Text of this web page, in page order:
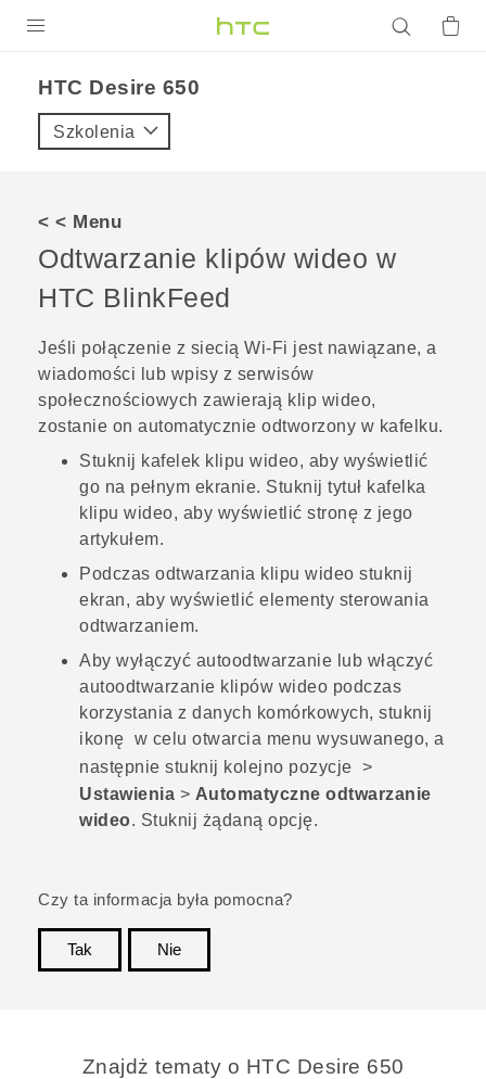
VIVE
VIVERSE
POMOC TECHNICZNA
Urządzenia i akcesoria HTC
HTC Desire 650‎
Szkolenia
< < Menu
Odtwarzanie klipów wideo w
HTC BlinkFeed
Jeśli połączenie z siecią Wi‍-Fi jest nawiązane, a
wiadomości lub wpisy z serwisów
społecznościowych zawierają klip wideo,
zostanie on automatycznie odtworzony w kafelku.
Stuknij kafelek klipu wideo, aby wyświetlić
go na pełnym ekranie. Stuknij tytuł kafelka
klipu wideo, aby wyświetlić stronę z jego
artykułem.
Podczas odtwarzania klipu wideo stuknij
ekran, aby wyświetlić elementy sterowania
odtwarzaniem.
Aby wyłączyć autoodtwarzanie lub włączyć
autoodtwarzanie klipów wideo podczas
korzystania z danych komórkowych, stuknij
ikonę w celu otwarcia menu wysuwanego, a
następnie stuknij kolejno pozycje >
Ustawienia > Automatyczne odtwarzanie
wideo. Stuknij żądaną opcję.
Czy ta informacja była pomocna?
Tak
Nie
Znajdż tematy o HTC Desire 650